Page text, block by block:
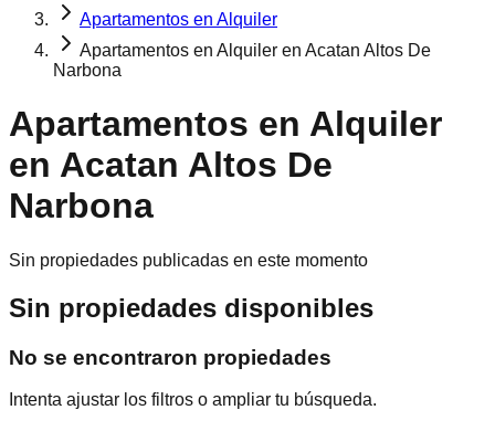
Apartamentos en Alquiler
Apartamentos en Alquiler en Acatan Altos De
Narbona
Apartamentos en Alquiler
en Acatan Altos De
Narbona
Sin propiedades publicadas en este momento
Sin propiedades disponibles
No se encontraron propiedades
Intenta ajustar los filtros o ampliar tu búsqueda.